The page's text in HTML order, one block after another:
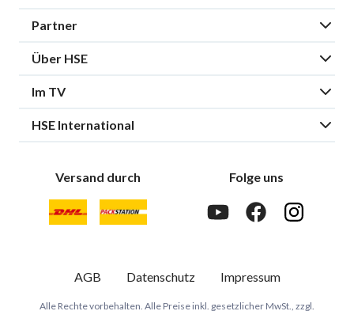
Partner
Über HSE
Im TV
HSE International
Versand durch Folge uns
AGB Datenschutz Impressum
Alle Rechte vorbehalten. Alle Preise inkl. gesetzlicher MwSt., zzgl.